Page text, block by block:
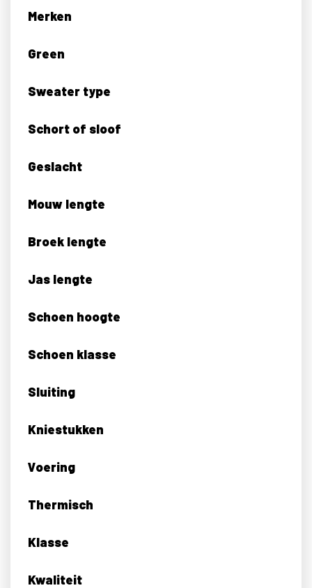
Merken
Green
Sweater type
Schort of sloof
Geslacht
Mouw lengte
Broek lengte
Jas lengte
Schoen hoogte
Schoen klasse
Sluiting
Kniestukken
Voering
Thermisch
Klasse
Kwaliteit